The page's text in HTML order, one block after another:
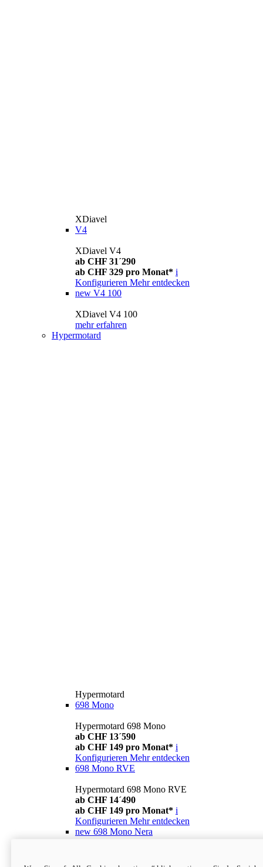
XDiavel
V4
XDiavel V4
ab CHF 31´290
ab CHF 329 pro Monat* i
Konfigurieren Mehr entdecken
new V4 100
XDiavel V4 100
mehr erfahren
Hypermotard
Hypermotard
698 Mono
Hypermotard 698 Mono
ab CHF 13´590
ab CHF 149 pro Monat* i
Konfigurieren Mehr entdecken
698 Mono RVE
Hypermotard 698 Mono RVE
ab CHF 14´490
ab CHF 149 pro Monat* i
Konfigurieren Mehr entdecken
new 698 Mono Nera
ab CHF 13´990